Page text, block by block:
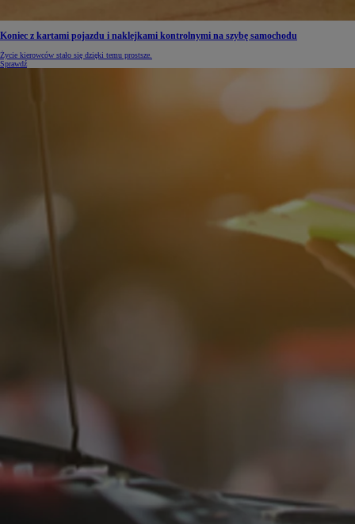
Koniec z kartami pojazdu i naklejkami kontrolnymi na szybę samochodu
Życie kierowców stało się dzięki temu prostsze.
Sprawdź